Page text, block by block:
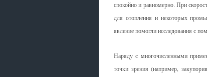
спокойно и равномерно. При
для отопления и некоторых
явление помогли исследования с
Наряду с многочисленными
точки зрения (например,